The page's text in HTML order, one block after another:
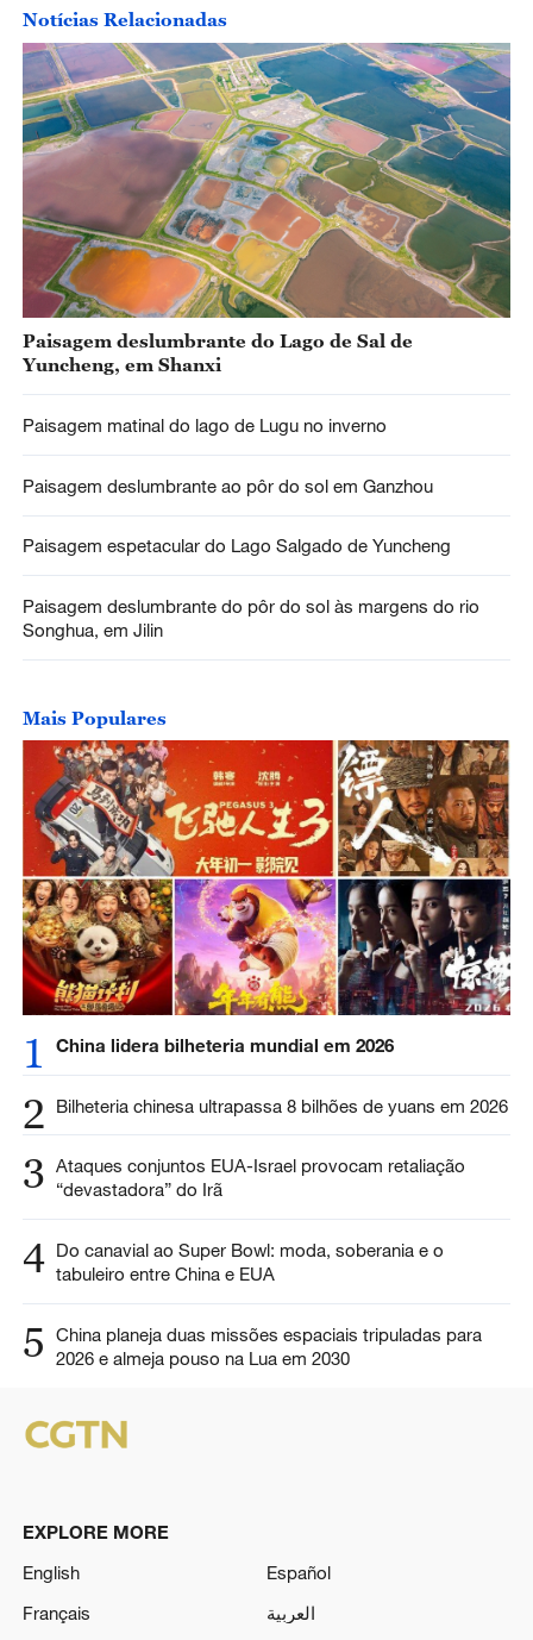
Notícias Relacionadas
Paisagem deslumbrante do Lago de Sal de
Yuncheng, em Shanxi
Paisagem matinal do lago de Lugu no inverno
Paisagem deslumbrante ao pôr do sol em Ganzhou
Paisagem espetacular do Lago Salgado de Yuncheng
Paisagem deslumbrante do pôr do sol às margens do rio
Songhua, em Jilin
Mais Populares
1 China lidera bilheteria mundial em 2026
2 Bilheteria chinesa ultrapassa 8 bilhões de yuans em 2026
3 Ataques conjuntos EUA-Israel provocam retaliação
“devastadora” do Irã
4 Do canavial ao Super Bowl: moda, soberania e o
tabuleiro entre China e EUA
5
China planeja duas missões espaciais tripuladas para
2026 e almeja pouso na Lua em 2030
EXPLORE MORE
English
Español
Français
العربية